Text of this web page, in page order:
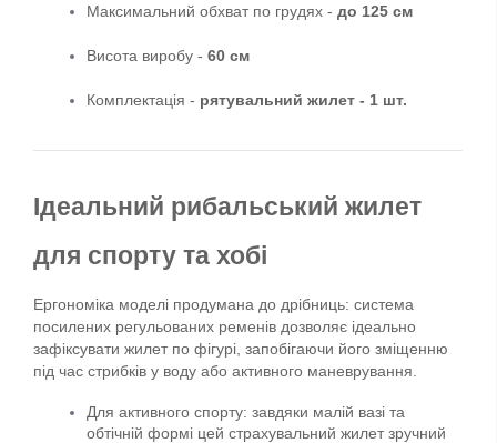
Максимальний обхват по грудях - до 125 см
Висота виробу - 60 см
Комплектація - рятувальний жилет - 1 шт.
Ідеальний рибальський жилет
для спорту та хобі
Ергономіка моделі продумана до дрібниць: система
посилених регульованих ременів дозволяє ідеально
зафіксувати жилет по фігурі, запобігаючи його зміщенню
під час стрибків у воду або активного маневрування.
Для активного спорту: завдяки малій вазі та
обтічній формі цей страхувальний жилет зручний